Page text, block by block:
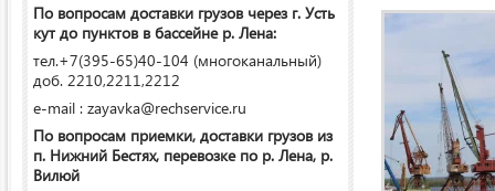
По вопросам доставки грузов через г. Усть
кут до пунктов в бассейне р. Лена:
тел.+7(395-65)40-104 (многоканальный)
доб. 2210,2211,2212
e-mail : zayavka@rechservice.ru
По вопросам приемки, доставки грузов из
п. Нижний Бестях, перевозке по р. Лена, р.
Вилюй